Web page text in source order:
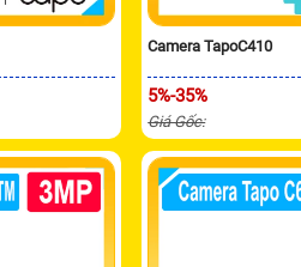
Camera TapoC410
5%-35%
Giá Gốc: